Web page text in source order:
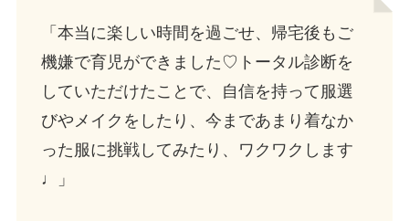
「本当に楽しい時間を過ごせ、帰宅後もご
機嫌で育児ができました♡トータル診断を
していただけたことで、自信を持って服選
びやメイクをしたり、今まであまり着なか
った服に挑戦してみたり、ワクワクします
♩」